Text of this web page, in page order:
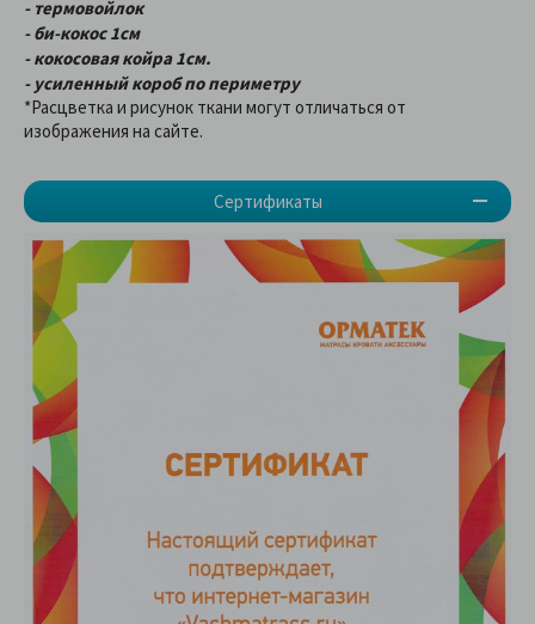
Сертификаты
- термовойлок
- би-кокос 1см
- кокосовая койра 1см.
- усиленный короб по периметру
*Расцветка и рисунок ткани могут отличаться от
изображения на сайте.